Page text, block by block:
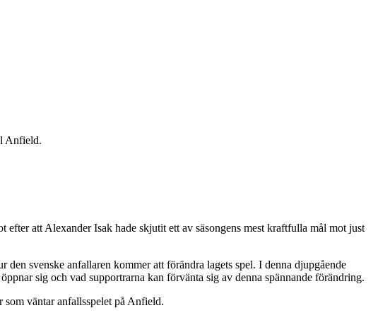
Anfield.
efter att Alexander Isak hade skjutit ett av säsongens mest kraftfulla mål mot just
svenske anfallaren kommer att förändra lagets spel. I denna djupgående
sig och vad supportrarna kan förvänta sig av denna spännande förändring.
väntar anfallsspelet på Anfield.